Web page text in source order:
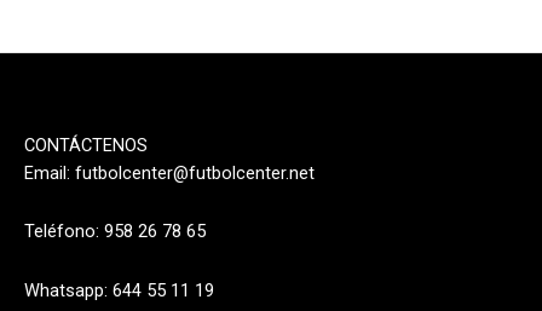
CONTÁCTENOS
Email: futbolcenter@futbolcenter.net
Teléfono: 958 26 78 65
Whatsapp: 644 55 11 19